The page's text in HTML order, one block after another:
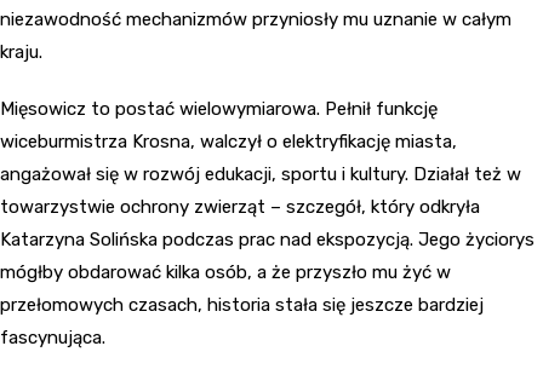
niezawodność mechanizmów przyniosły mu uznanie w całym
kraju.
Mięsowicz to postać wielowymiarowa. Pełnił funkcję
wiceburmistrza Krosna, walczył o elektryfikację miasta,
angażował się w rozwój edukacji, sportu i kultury. Działał też w
towarzystwie ochrony zwierząt – szczegół, który odkryła
Katarzyna Solińska podczas prac nad ekspozycją. Jego życiorys
mógłby obdarować kilka osób, a że przyszło mu żyć w
przełomowych czasach, historia stała się jeszcze bardziej
fascynująca.